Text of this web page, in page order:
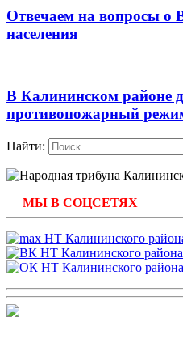
Отвечаем на вопросы о
населения
В Калининском районе
противопожарный
Найти:
МЫ В СОЦСЕТЯХ